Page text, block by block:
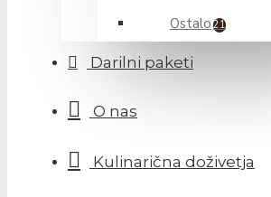
Ostalo 21
Darilni paketi
O nas
Kulinarična doživetja